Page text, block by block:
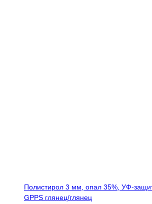
Полистирол 3 мм, опал 35%, УФ-
GPPS глянец/глянец